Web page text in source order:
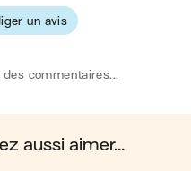
estimation moyenne pour une
santé, veuillez consulter un
recette "Tiramisu à la fraise"
de fibres.
un avis
commentaires...
aussi aimer...